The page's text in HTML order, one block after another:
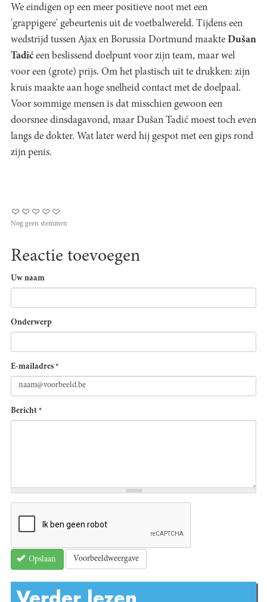
We eindigen op een meer positieve noot met een
'grappigere' gebeurtenis uit de voetbalwereld. Tijdens een
wedstrijd tussen Ajax en Borussia Dortmund maakte Dušan
Tadić een beslissend doelpunt voor zijn team, maar wel
voor een (grote) prijs. Om het plastisch uit te drukken: zijn
kruis maakte aan hoge snelheid contact met de doelpaal.
Voor sommige mensen is dat misschien gewoon een
doorsnee dinsdagavond, maar Dušan Tadić moest toch even
langs de dokter. Wat later werd hij gespot met een gips rond
zijn penis.
Nog geen stemmen
Reactie toevoegen
Uw naam
Onderwerp
E-mailadres *
Bericht *
Opslaan Voorbeeldweergave
Verder lezen